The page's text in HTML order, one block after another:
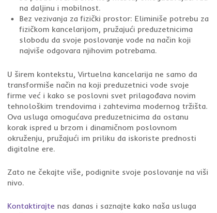
na daljinu i mobilnost.
Bez vezivanja za fizički prostor: Eliminiše potrebu za
fizičkom kancelarijom, pružajući preduzetnicima
slobodu da svoje poslovanje vode na način koji
najviše odgovara njihovim potrebama.
U širem kontekstu, Virtuelna kancelarija ne samo da
transformiše način na koji preduzetnici vode svoje
firme već i kako se poslovni svet prilagođava novim
tehnološkim trendovima i zahtevima modernog tržišta.
Ova usluga omogućava preduzetnicima da ostanu
korak ispred u brzom i dinamičnom poslovnom
okruženju, pružajući im priliku da iskoriste prednosti
digitalne ere.
Zato ne čekajte više, podignite svoje poslovanje na viši
nivo.
Kontaktirajte nas danas i saznajte kako naša usluga